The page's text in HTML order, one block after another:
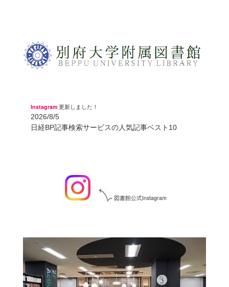
Instagram 更新しました！
2026/8/5
日経BP記事検索サービスの人気記事ベスト10
図書館公式Instagram